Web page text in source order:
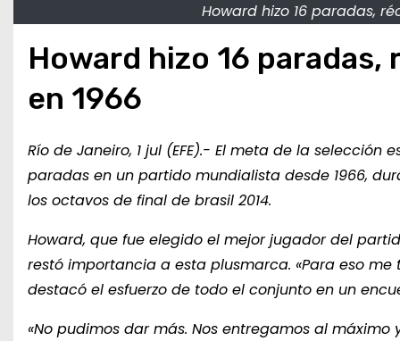
Howard hizo 16 paradas,
Howard hizo 16
en 1966
Río de Janeiro, 1 jul (EFE).- El meta de la
paradas en un partido mundialista desde 1966,
los octavos de final de brasil 2014.
Howard, que fue elegido el mejor jugador del
restó importancia a esta plusmarca. «Para eso me
destacó el esfuerzo de todo el conjunto en un
«No pudimos dar más. Nos entregamos al máximo